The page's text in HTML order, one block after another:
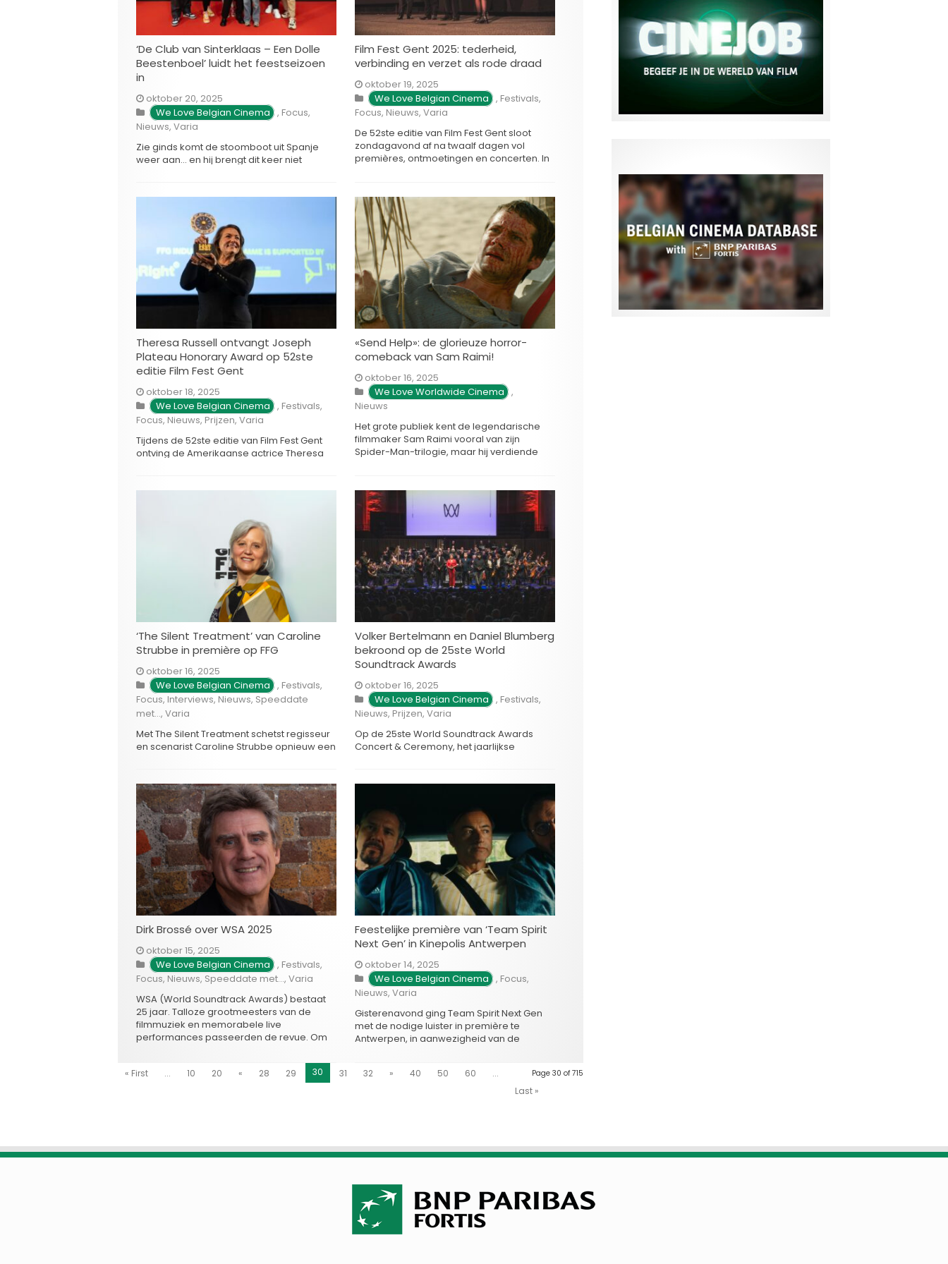
‘De Club van Sinterklaas – Een Dolle
Beestenboel’ luidt het feestseizoen
in
oktober 20, 2025
We Love Belgian Cinema , Focus,
Nieuws, Varia
Zie ginds komt de stoomboot uit Spanje
weer aan… en hij brengt dit keer niet
onlangs De Club van Sinterklaas – Een
Dolle Beestenboel in première, in
aanwezigheid van Niels Destadsbader –
die in de film de …
Film Fest Gent 2025: tederheid,
verbinding en verzet als rode draad
oktober 19, 2025
We Love Belgian Cinema , Festivals,
Focus, Nieuws, Varia
De 52ste editie van Film Fest Gent sloot
zondagavond af na twaalf dagen vol
premières, ontmoetingen en concerten. In
statement: het koos bewust voor films die
tederheid, verbinding en verzet centraal
stellen. Het werd een editie waarin
zorgzaamheid …
Theresa Russell ontvangt Joseph
Plateau Honorary Award op 52ste
editie Film Fest Gent
oktober 18, 2025
We Love Belgian Cinema , Festivals,
Focus, Nieuws, Prijzen, Varia
Tijdens de 52ste editie van Film Fest Gent
ontving de Amerikaanse actrice Theresa
festival gasten die een uitzonderlijke
filmkunst. Russell kreeg de prijs als
erkenning voor haar eigenzinnige en
veelzijdige carrière, die zowel …
«Send Help»: de glorieuze horror-
comeback van Sam Raimi!
oktober 16, 2025
We Love Worldwide Cinema ,
Nieuws
Het grote publiek kent de legendarische
filmmaker Sam Raimi vooral van zijn
Spider-Man-trilogie, maar hij verdiende
dan ook groot nieuws dat hij meer dan 15
jaar na zijn laatste gruwelfilm (Drag Me to
Hell was …
‘The Silent Treatment’ van Caroline
Strubbe in première op FFG
oktober 16, 2025
We Love Belgian Cinema , Festivals,
Focus, Interviews, Nieuws, Speeddate
met..., Varia
Met The Silent Treatment schetst regisseur
en scenarist Caroline Strubbe opnieuw een
en hoe de kracht van verbeelding ons kan
helpen trauma’s te verwerken. Deze film
vormt tevens het sluitstuk van Strubbes
veelgeprezen Lost Persons-trilogie (Lost
Persons Area, 2009; I’m the Same, I’m an …
Volker Bertelmann en Daniel Blumberg
bekroond op de 25ste World
Soundtrack Awards
oktober 16, 2025
We Love Belgian Cinema , Festivals,
Nieuws, Prijzen, Varia
Op de 25ste World Soundtrack Awards
Concert & Ceremony, het jaarlijkse
filmmuziek wereldwijd, werden de
winnaars vanavond bekendgemaakt. De
jubileumeditie zette niet alleen gevestigde
namen in de schijnwerpers, maar bood
ook een podium aan opkomend talent. De
…
Dirk Brossé over WSA 2025
oktober 15, 2025
We Love Belgian Cinema , Festivals,
Focus, Nieuws, Speeddate met..., Varia
WSA (World Soundtrack Awards) bestaat
25 jaar. Talloze grootmeesters van de
filmmuziek en memorabele live
performances passeerden de revue. Om
vereeuwigd op een unieke, limited-edition
vinylbox met 4 LP’s, een waar collectors
Feestelijke première van ‘Team Spirit
Next Gen’ in Kinepolis Antwerpen
oktober 14, 2025
We Love Belgian Cinema , Focus,
Nieuws, Varia
Gisterenavond ging Team Spirit Next Gen
met de nodige luister in première te
Antwerpen, in aanwezigheid van de
reeks markeert de langverwachte
terugkeer van Eendracht Vooruit op het
Page 30 of 715
« First ... 10 20 « 28 29 30 31 32 » 40 50 60
...
Last »